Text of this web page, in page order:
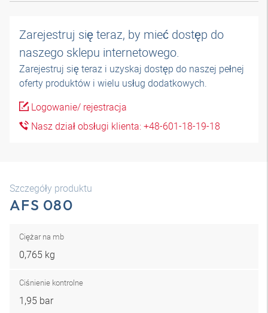
Zarejestruj się teraz, by mieć dostęp do
naszego sklepu internetowego.
Zarejestruj się teraz i uzyskaj dostęp do naszej pełnej
oferty produktów i wielu usług dodatkowych.
Logowanie/ rejestracja
Nasz dział obsługi klienta: +48-601-18-19-18
Szczegóły produktu
AFS 080
Ciężar na mb
0,765 kg
Ciśnienie kontrolne
1,95 bar